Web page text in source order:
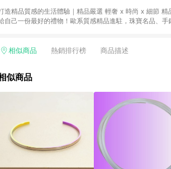
造精品質感的生活體驗｜精品嚴選 輕奢 x 時尚 x 細節 精
自己一份最好的禮物！歐系質感精品進駐，珠寶名品、手錶配飾。不
其餘商品皆不享點數回饋。）
相似商品 熱銷排行榜 商品描述
似商品